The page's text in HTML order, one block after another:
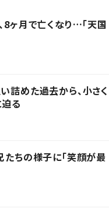
ヶ月で亡くなり…「天国
めた過去から、小さく
る
ちの様子に「笑顔が最